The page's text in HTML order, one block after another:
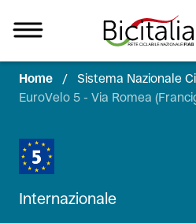
TUTTO
Home / Sistema Nazionale
EuroVelo 5 - Via Romea
Internazionale